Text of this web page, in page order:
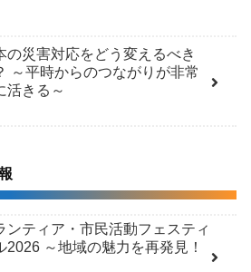
の災害対応をどう変えるべき
～平時からのつながりが非常
活きる～
ンティア・市民活動フェスティ
2026 ～地域の魅力を再発見！